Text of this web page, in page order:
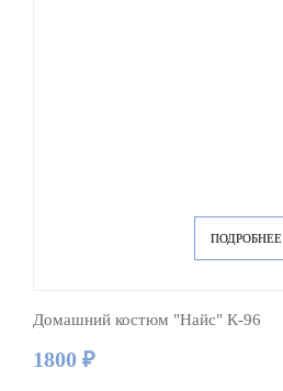
ПОДРОБНЕЕ
Домашний костюм "Найс" К-96
1800 ₽